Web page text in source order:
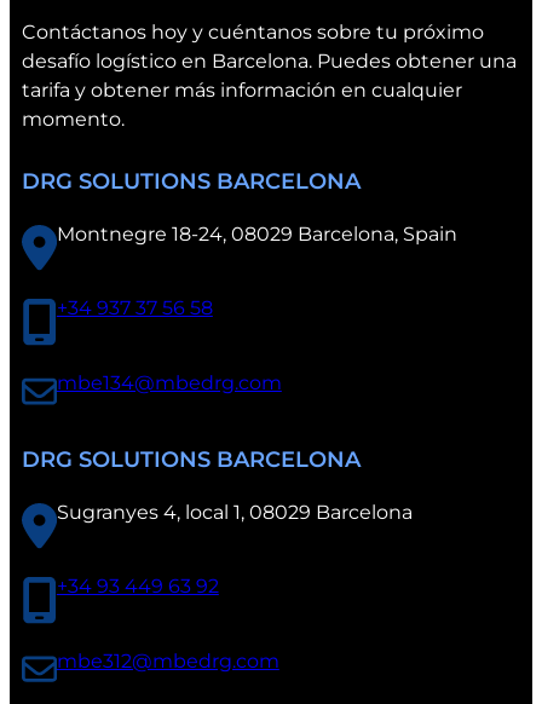
Contáctanos hoy y cuéntanos sobre tu próximo
desafío logístico en Barcelona. Puedes obtener una
tarifa y obtener más información en cualquier
momento.
DRG SOLUTIONS BARCELONA
Montnegre 18-24, 08029 Barcelona, Spain
+34 937 37 56 58
mbe134@mbedrg.com
DRG SOLUTIONS BARCELONA
Sugranyes 4, local 1, 08029 Barcelona
+34 93 449 63 92
mbe312@mbedrg.com